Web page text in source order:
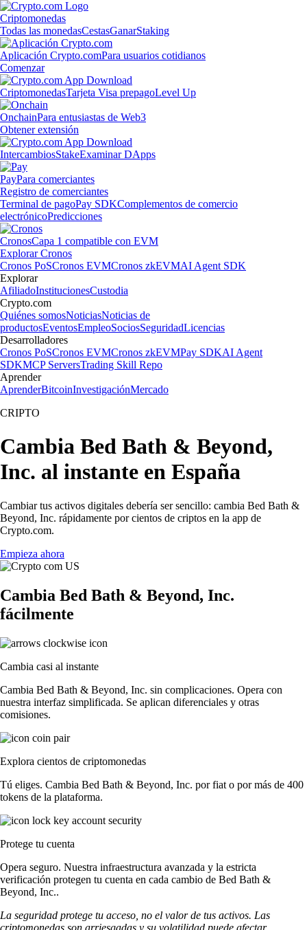
Criptomonedas
Todas las monedasCestasGanarStaking
Aplicación Crypto.comPara usuarios cotidianos
Comenzar
CriptomonedasTarjeta Visa prepagoLevel Up
OnchainPara entusiastas de Web3
Obtener extensión
IntercambiosStakeExaminar DApps
PayPara comerciantes
Registro de comerciantes
Terminal de pagoPay SDKComplementos de comercio
electrónicoPredicciones
CronosCapa 1 compatible con EVM
Explorar Cronos
Cronos PoSCronos EVMCronos zkEVMAI Agent SDK
Explorar
AfiliadoInstitucionesCustodia
Crypto.com
Quiénes somosNoticiasNoticias de
productosEventosEmpleoSociosSeguridadLicencias
Desarrolladores
Cronos PoSCronos EVMCronos zkEVMPay SDKAI Agent
SDKMCP ServersTrading Skill Repo
Aprender
AprenderBitcoinInvestigaciónMercado
CRIPTO
Cambia Bed Bath & Beyond,
Inc. al instante en España
Cambiar tus activos digitales debería ser sencillo: cambia Bed Bath &
Beyond, Inc. rápidamente por cientos de criptos en la app de
Crypto.com.
Empieza ahora
Cambia Bed Bath & Beyond, Inc.
fácilmente
Cambia casi al instante
Cambia Bed Bath & Beyond, Inc. sin complicaciones. Opera con
nuestra interfaz simplificada. Se aplican diferenciales y otras
comisiones.
Explora cientos de criptomonedas
Tú eliges. Cambia Bed Bath & Beyond, Inc. por fiat o por más de 400
tokens de la plataforma.
Protege tu cuenta
Opera seguro. Nuestra infraestructura avanzada y la estricta
verificación protegen tu cuenta en cada cambio de Bed Bath &
Beyond, Inc..
La seguridad protege tu acceso, no el valor de tus activos. Las
criptomonedas son arriesgadas y su volatilidad puede afectar